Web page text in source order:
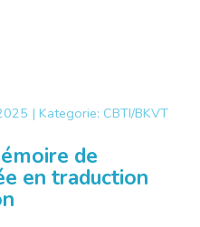
| Kategorie: CBTI/BKVT
de
en traduction